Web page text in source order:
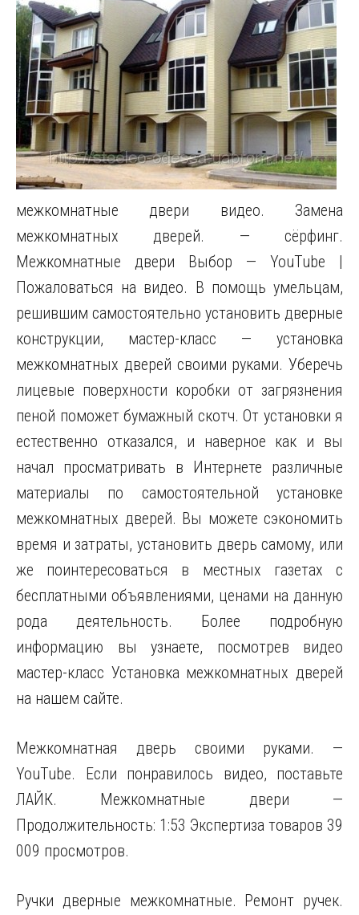
межкомнатные двери видео. Замена
межкомнатных дверей. — сёрфинг.
Межкомнатные двери Выбор — YouTube |
Пожаловаться на видео. В помощь умельцам,
решившим самостоятельно установить дверные
конструкции, мастер-класс — установка
межкомнатных дверей своими руками. Уберечь
лицевые поверхности коробки от загрязнения
пеной поможет бумажный скотч. От установки я
естественно отказался, и наверное как и вы
начал просматривать в Интернете различные
материалы по самостоятельной установке
межкомнатных дверей. Вы можете сэкономить
время и затраты, установить дверь самому, или
же поинтересоваться в местных газетах с
бесплатными объявлениями, ценами на данную
рода деятельность. Более подробную
информацию вы узнаете, посмотрев видео
мастер-класс Установка межкомнатных дверей
на нашем сайте.
Межкомнатная дверь своими руками. —
YouTube. Если понравилось видео, поставьте
ЛАЙК. Межкомнатные двери —
Продолжительность: 1:53 Экспертиза товаров 39
009 просмотров.
Ручки дверные межкомнатные. Ремонт ручек.